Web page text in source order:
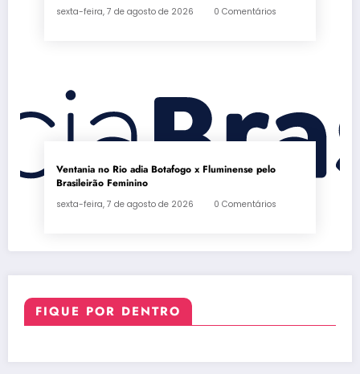
sexta-feira, 7 de agosto de 2026 0 Comentários
Ventania no Rio adia Botafogo x Fluminense pelo
Brasileirão Feminino
sexta-feira, 7 de agosto de 2026 0 Comentários
FIQUE POR DENTRO